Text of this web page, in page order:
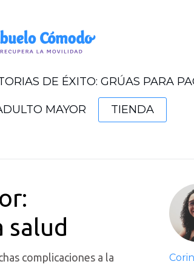
DE ÉXITO: GRÚAS PARA
MAYOR TIENDA
salud
complicaciones a la